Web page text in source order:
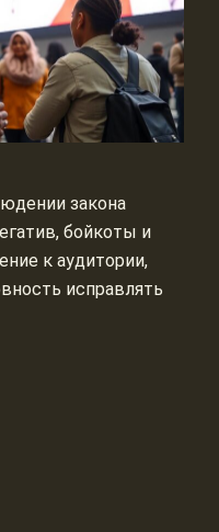
закона
бойкоты и
к аудитории,
исправлять